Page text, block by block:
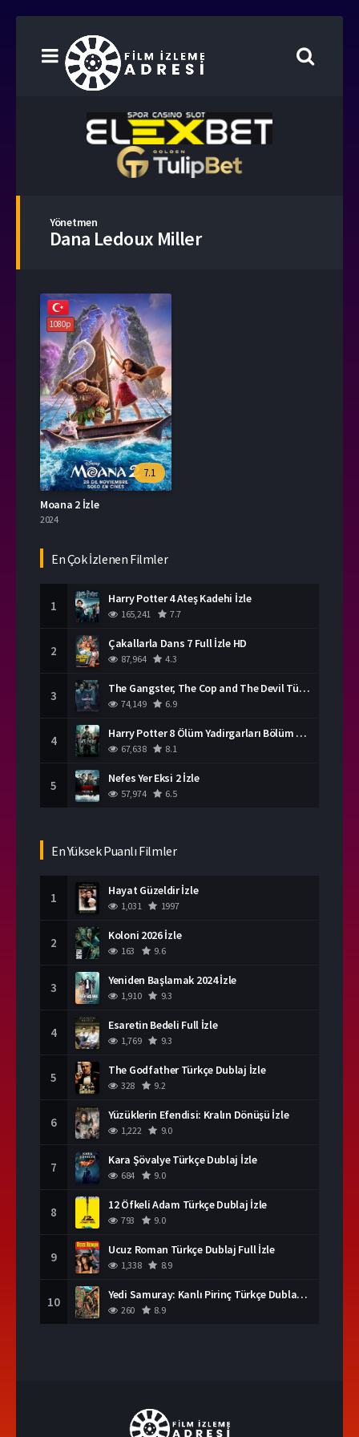
Yönetmen
Dana Ledoux Miller
1080p
7.1
Moana 2 İzle
2024
En Çok İzlenen Filmler
1 Harry Potter 4 Ateş Kadehi İzle
165,241 7.7
2 Çakallarla Dans 7 Full İzle HD
87,964 4.3
3 The Gangster, The Cop and The Devil Türkçe Dublaj İzle
74,149 6.9
4 Harry Potter 8 Ölüm Yadirgarları Bölüm 2 İzle
67,638 8.1
5 Nefes Yer Eksi 2 İzle
57,974 6.5
En Yüksek Puanlı Filmler
1 Hayat Güzeldir İzle
1,031 1997
2 Koloni 2026 İzle
163 9.6
3 Yeniden Başlamak 2024 İzle
1,910 9.3
4 Esaretin Bedeli Full İzle
1,769 9.3
5 The Godfather Türkçe Dublaj İzle
328 9.2
6 Yüzüklerin Efendisi: Kralın Dönüşü İzle
1,222 9.0
7 Kara Şövalye Türkçe Dublaj İzle
684 9.0
8 12 Öfkeli Adam Türkçe Dublaj İzle
793 9.0
9 Ucuz Roman Türkçe Dublaj Full İzle
1,338 8.9
10 Yedi Samuray: Kanlı Pirinç Türkçe Dublaj İzle
260 8.9